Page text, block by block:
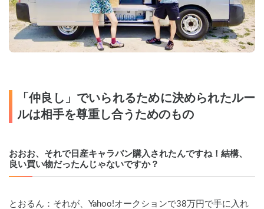
「仲良し」でいられるために決められたルー
ルは相手を尊重し合うためのもの
おおお、それで日産キャラバン購入されたんですね！結構、
良い買い物だったんじゃないですか？
とおるん：それが、Yahoo!オークションで38万円で手に入れ